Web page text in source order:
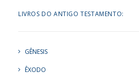
LIVROS DO ANTIGO TESTAMENTO:
GÊNESIS
ÊXODO